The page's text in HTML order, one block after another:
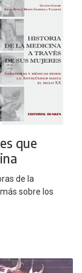
que
de la
sobre los